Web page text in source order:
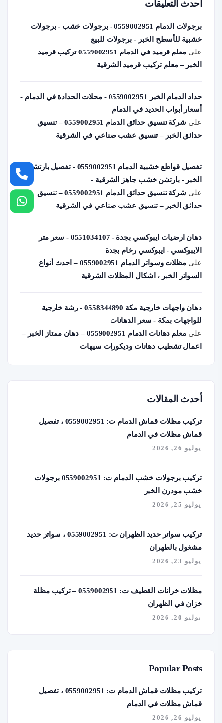
أحدث التعليقات
برجولات الدمام 0559002951 - برجولات خشب - برجولات
خشبية للأسطح الخبر - برجولات للبيع
على
معلم قرميد في الدمام 0559002951 تركيب قرميد
الخبر – معلم تركيب قرميد الشرقية
حداد الدمام الخبر 0559002951 - محلات الحدادة في الدمام -
أسعار أبواب الحديد في الدمام
على
شركة تنسيق حدائق الدمام 0559002951 – تنسيق
حدائق الخبر – تنسيق عشب صناعي في الشرقية
تفصيل قواطع خشبية الدمام 0559002951 - تفصيل بارتشن
الخبر - بارتشن خشب جاهز الشرقية -
على
شركة تنسيق حدائق الدمام 0559002951 – تنسيق
حدائق الخبر – تنسيق عشب صناعي في الشرقية
دهان ارضيات ايبوكسي بجدة - 0551034107 - سعر متر
الايبوكسي - ايبوكسي رخام بجدة
على
مظلات وسواتر الدمام 0559002951 – احدث أنواع
السواتر الخبر ، اشكال المظلات الشرقية
دهان واجهات خارجية مكة 0558344890 - رشة خارجية
للواجهات بمكة - سعر الدهانات
على
معلم دهانات الدمام 0559002951 – دهان ممتاز الخبر –
اعمال تشطيب دهانات وديكورات سيهات
أحدث المقالات
تركيب مظلات قماش الدمام ت: 0559002951 ، تفصيل
قماش مظلات في الدمام
يوليو 26, 2026
تركيب برجولات خشب الدمام ت: 0559002951 برجولات
خشب مودرن الخبر
يوليو 25, 2026
تركيب سواتر حديد الظهران ت: 0559002951 ، سواتر حديد
مشغول بالظهران
يوليو 23, 2026
مظلات خرانات القطيف ت: 0559002951 – تركيب مظلة
خزان في الظهران
يوليو 20, 2026
Popular Posts
تركيب مظلات قماش الدمام ت: 0559002951 ، تفصيل
قماش مظلات في الدمام
يوليو 26, 2026